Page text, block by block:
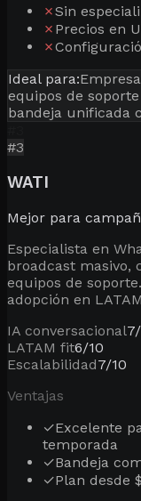
✗Sin
✗ Precios en
✗
Ideal para:
equipos de
bandeja unificada
#3
WATI
Mejor para
Especialista en
broadcast masivo,
equipos de
adopción en
IA conversacional7
LATAM fit6/10
Escalabilidad7/10
Ventajas
✓Excelente
temporada
✓Bandeja
✓Plan desde